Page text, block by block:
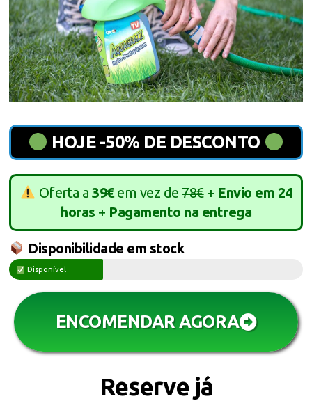
HOJE -50% DE DESCONTO
Oferta a39€em vez de78€+ Envio em 24
horas + Pagamento na entrega
Disponibilidade em stock
Disponível
ENCOMENDAR AGORA
Reserve já